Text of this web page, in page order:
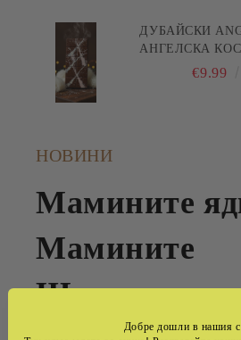
ДУБАЙСКИ
АНГЕЛСКА
€9.99
НОВИНИ
Мамините
Мамините
Шоколади -
Добре дошли в нашия